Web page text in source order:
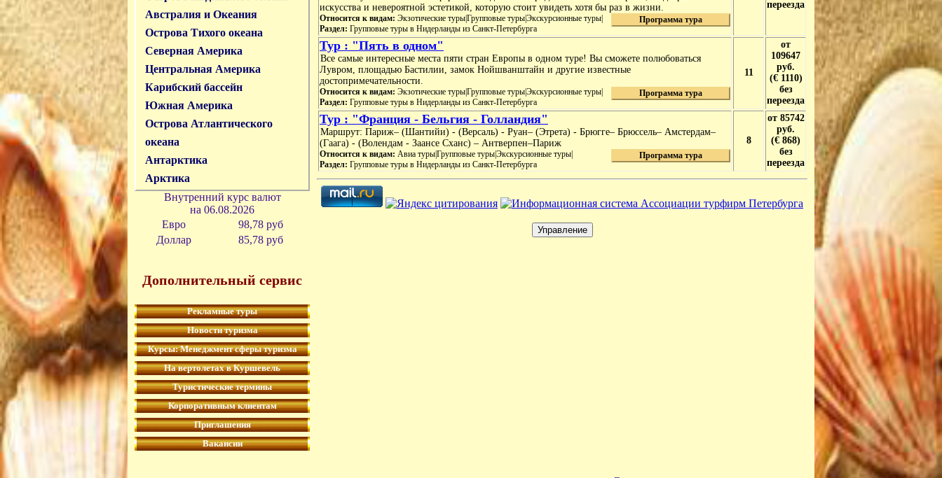
Австралия и Океания
Острова Тихого океана
Северная Америка
Центральная Америка
Карибский бассейн
Южная Америка
Острова Атлантического
океана
Антарктика
Арктика
Внутренний курс валют
на 06.08.2026
Евро
98,78 руб
Доллар
85,78 руб
Дополнительный сервис
Рекламные туры
Новости туризма
Курсы: Менеджмент сферы туризма
На вертолетах в Куршевель
Туристические термины
Корпоративным клиентам
Приглашения
Вакансии
искусства и невероятной эстетикой, которую стоит увидеть хотя бы раз в жизни.
Программа тура
Относится к видам: Экзотические туры|Групповые туры|Экскурсионные туры|
Раздел: Групповые туры в Нидерланды из Санкт-Петербурга
переезда
Тур : "Пять в одном"
Все самые интересные места пяти стран Европы в одном туре! Вы сможете полюбоваться
Лувром, площадью Бастилии, замок Нойшванштайн и другие известные
достопримечательности.
Программа тура
Относится к видам: Экзотические туры|Групповые туры|Экскурсионные туры|
Раздел: Групповые туры в Нидерланды из Санкт-Петербурга
11
от
109647
руб.
(€ 1110)
без
переезда
Тур : "Франция - Бельгия - Голландия"
Маршрут: Париж– (Шантийи) - (Версаль) - Руан– (Этрета) - Брюгге– Брюссель– Амстердам–
(Гаага) - (Волендам - Заансе Сханс) – Антверпен–Париж
Программа тура
Относится к видам: Авиа туры|Групповые туры|Экскурсионные туры|
Раздел: Групповые туры в Нидерланды из Санкт-Петербурга
8
от 85742
руб.
(€ 868)
без
переезда